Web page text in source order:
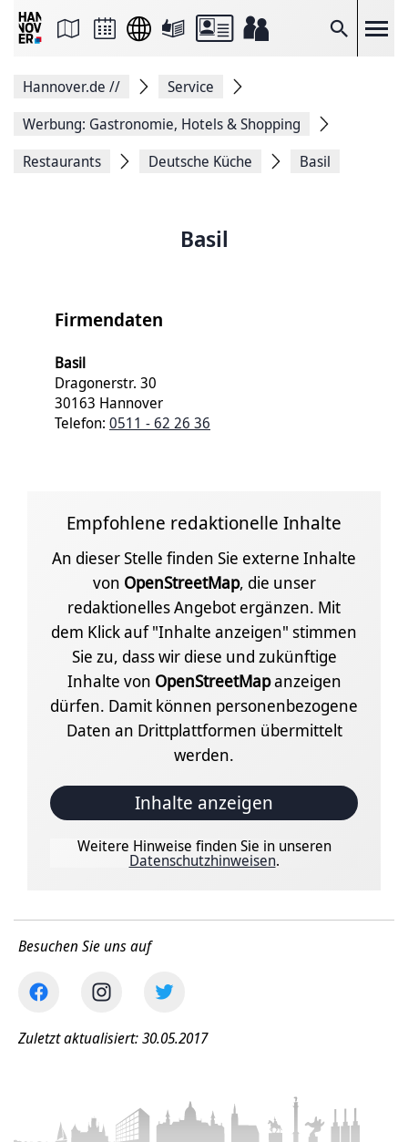
Suche
Seite
Facebook
teilen
Seitenlink
Hannover.de //
Service
Werbung: Gastronomie, Hotels & Shopping
Restaurants
Deutsche Küche Basil
Basil
Firmendaten
Basil
Dragonerstr. 30
30163 Hannover
Telefon: 0511 - 62 26 36
Empfohlene redaktionelle Inhalte
An dieser Stelle finden Sie externe Inhalte
von OpenStreetMap, die unser
redaktionelles Angebot ergänzen. Mit
dem Klick auf "Inhalte anzeigen" stimmen
Sie zu, dass wir diese und zukünftige
Inhalte von OpenStreetMapanzeigen
dürfen. Damit können personenbezogene
Daten an Drittplattformen übermittelt
werden.
Inhalte anzeigen
Weitere Hinweise finden Sie in unseren
Datenschutzhinweisen.
Besuchen Sie uns auf
Zuletzt aktualisiert: 30.05.2017